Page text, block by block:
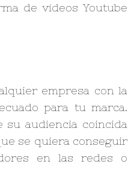
de vídeos Youtube
empresa con la
para tu marca.
audiencia coincida
se quiera conseguir
en las redes o